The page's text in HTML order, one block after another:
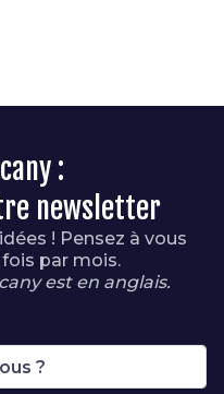
:
newsletter
! Pensez à vous
fois par mois.
est en anglais.